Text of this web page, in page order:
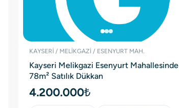
KAYSERİ / MELİKGAZİ / ESENYURT MAH.
Kayseri Melikgazi Esenyurt Mahallesinde
78m² Satılık Dükkan
4.200.000₺